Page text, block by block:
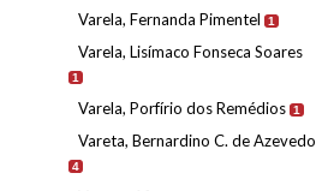
Varela, Fernanda Pimentel 1
Varela, Lisímaco Fonseca Soares
1
Varela, Porfírio dos Remédios 1
Vareta, Bernardino C. de Azevedo
4